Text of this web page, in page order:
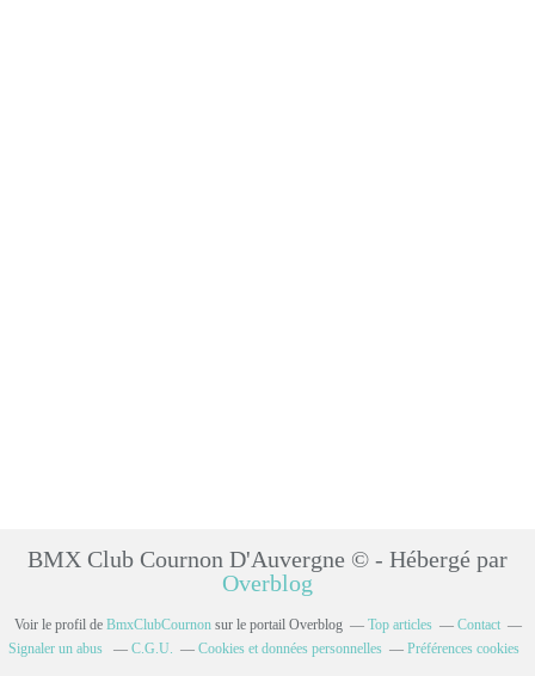
BMX Club Cournon D'Auvergne © - Hébergé par
Overblog
Voir le profil de BmxClubCournon sur le portail Overblog Top articles
Contact
Signaler un abus
C.G.U. Cookies et données personnelles Préférences cookies